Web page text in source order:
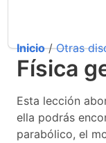
Inicio/Otras
Física
Esta lección
ella podrás
parabólico, el